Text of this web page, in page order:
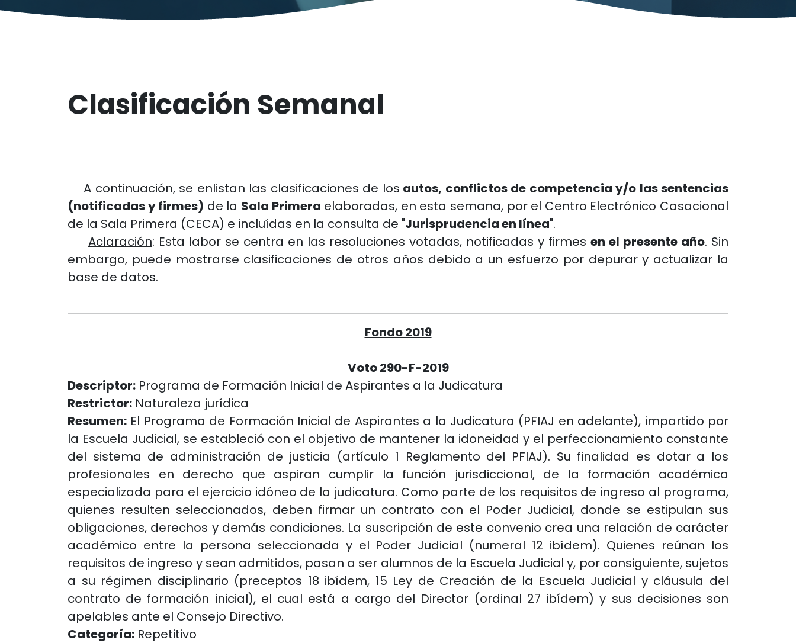
Clasificación Semanal
A continuación, se enlistan las clasificaciones de los autos, conflictos de competencia y/o las sentencias
(notificadas y firmes) de la Sala Primera elaboradas, en esta semana, por el Centro Electrónico Casacional
de la Sala Primera (CECA) e incluídas en la consulta de "Jurisprudencia en línea".
Aclaración: Esta labor se centra en las resoluciones votadas, notificadas y firmes en el presente año. Sin
embargo, puede mostrarse clasificaciones de otros años debido a un esfuerzo por depurar y actualizar la
base de datos.
Fondo 2019
Voto 290-F-2019
Descriptor: Programa de Formación Inicial de Aspirantes a la Judicatura
Restrictor: Naturaleza jurídica
Resumen: El Programa de Formación Inicial de Aspirantes a la Judicatura (PFIAJ en adelante), impartido por
la Escuela Judicial, se estableció con el objetivo de mantener la idoneidad y el perfeccionamiento constante
del sistema de administración de justicia (artículo 1 Reglamento del PFIAJ). Su finalidad es dotar a los
profesionales en derecho que aspiran cumplir la función jurisdiccional, de la formación académica
especializada para el ejercicio idóneo de la judicatura. Como parte de los requisitos de ingreso al programa,
quienes resulten seleccionados, deben firmar un contrato con el Poder Judicial, donde se estipulan sus
obligaciones, derechos y demás condiciones. La suscripción de este convenio crea una relación de carácter
académico entre la persona seleccionada y el Poder Judicial (numeral 12 ibídem). Quienes reúnan los
requisitos de ingreso y sean admitidos, pasan a ser alumnos de la Escuela Judicial y, por consiguiente, sujetos
a su régimen disciplinario (preceptos 18 ibídem, 15 Ley de Creación de la Escuela Judicial y cláusula del
contrato de formación inicial), el cual está a cargo del Director (ordinal 27 ibídem) y sus decisiones son
apelables ante el Consejo Directivo.
Categoría: Repetitivo